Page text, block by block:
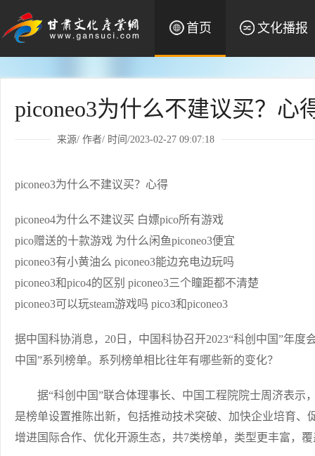
首页 文化播报
piconeo3为什么不建议买？心
来源/ 作者/ 时间/2023-02-27 09:07:18
piconeo3为什么不建议买？心得
piconeo4为什么不建议买 白嫖pico所有游戏
pico赠送的十款游戏 为什么闲鱼piconeo3便宜
piconeo3有小黄油么 piconeo3能边充电边玩吗
piconeo3和pico4的区别 piconeo3三个瞳距都不清楚
piconeo3可以玩steam游戏吗 pico3和piconeo3
据中国科协消息，20日，中国科协召开2023“科创中国”年度
中国”系列榜单。系列榜单相比往年有哪些新的变化？
据“科创中国”联合体理事长、中国工程院院士周济表示
是榜单设置推陈出新，包括推动技术突破、加快企业培育
增进国际合作、优化开源生态，共7类榜单，类型更丰富，